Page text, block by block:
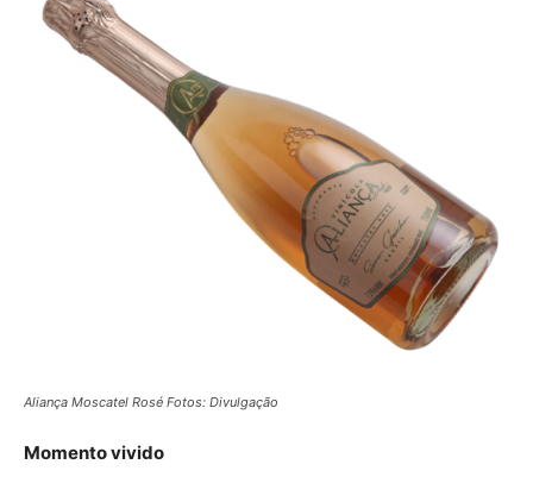
Aliança Moscatel Rosé Fotos: Divulgação
Momento vivido